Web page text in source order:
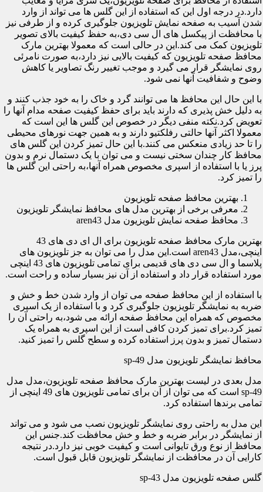
دارد.در درجه اول این که استفاده از این گلس ها می تواند از وارد
شدن آسیب به صفحه نمایش تلویزیون جلوگیری کرده و از طرفی نیز
با محافظت از پیکسل های ال سی دی،به حفظ کیفیت بالای تصویر
تلویزیون کمک می کند.این در حالی است که معمولا بهترین مارک
محافظ صفحه تلویزیون که کیفیت بالایی نیز دارد،به صورت نامرئی
روی نمایشگر قرار می گیرد و موجب تغییر رنگ تصاویر یا کاهش
وضوح و شفافیت آنها نمی شود.
با این حال این محافظ ها می توانند گرد و خاک را به خود جذب کنند و
به دلیل خش پذیری که دارند باید برای حفظ کیفیت صفحه مدام آنها را
تعویض کرد.نکته منفی دیگر در خصوص این گلس ها این است که
معمولا اکثر آنها حالتی رفلکتیو دارند و به همین جهت نورهای محیطی
را تا حد زیادی منعکس می کنند.با این حال تمیز کردن این گلس های
محافظ کار چندان سختی نیست و می توان با یک دستمال نرم و بدون
پرز یا با استفاده از اسپری مخصوص همراه آنها،به راحتی این گلس ها
را تمیز کرد.
بهترین محافظ صفحه تلویزیون
معرفی برخی از بهترین مدل های محافظ نمایشگر تلویزیون
محافظ صفحه نمایش تلویزیون مدل aren43
بهترین مارک محافظ صفحه تلویزیون برای ال ای دی های 43
اینچی،مدل aren43 است.این مدل را می توان به جز تلویزیون های
پلاسما و ال سی دی های قدیمی برای تمامی تلویزیون های 43 اینچی
مورد استفاده قرار داد و استفاده از آن نیز بسیار ساده و راحت است.
با استفاده از این محافظ صفحه می توان از وارد شدن خط و خش و
ضربه به نمایشگر تلویزیون جلوگیری کرد و با استفاده از یک اسپری
مخصوص که همراه این محافظ صفحه ارائه می شود،به راحتی آن را
تمیز کرد.برای تمیز کردن کافی است از این اسپری به همراه یک
دستمال تمیز و بدون پرز استفاده کرده و سطح گلس را تمیز کنید.
محافظ نمایشگر تلویزیون مدل sp-49
مدل بعدی در لیست بهترین مارک محافظ صفحه تلویزیون،مدل مدل
sp-49 است که می توان از آن برای تمامی تلویزیون های 49 اینچی از
تمامی برندها استفاده کرد.
این مدل به راحتی روی نمایشگر تلویزیون نصب می شود و می تواند
از نمایشگر در برابر ضربه و خط و خش محافظت کند.جنس این
محافظ از نوع ورق تایوانی است و کیفیت خوبی نیز دارد.در نتیجه
کارایی آن در محافظت از نمایشگر تلویزیون قابل قبول است.
گلس صفحه تلویزیون مدل sp-43